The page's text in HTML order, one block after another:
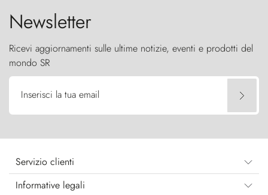
Newsletter
Ricevi aggiornamenti sulle ultime notizie, eventi e prodotti del
mondo SR
Inserisci la tua email
Servizio clienti
Informative legali